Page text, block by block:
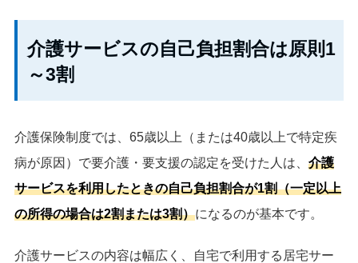
介護サービスの自己負担割合は原則1
～3割
介護保険制度では、65歳以上（または40歳以上で特定疾
病が原因）で要介護・要支援の認定を受けた人は、 介護
サービスを利用したときの自己負担割合が1割（一定以上
の所得の場合は2割または3割）になるのが基本です。
介護サービスの内容は幅広く、自宅で利用する居宅サー